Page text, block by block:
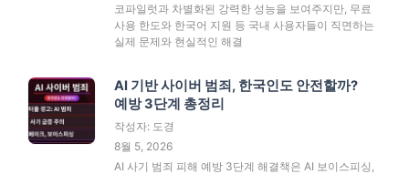
코파일럿과 차별화된 강력한 성능을 보여주지만, 무료
사용 한도와 한국어 지원 등 국내 사용자들이 직면하는
실제 문제와 현실적인 해결
AI 기반 사이버 범죄, 한국인도 안전할까?
예방 3단계 총정리
작성자: 도경
8월 5, 2026
AI 사기 범죄 피해 예방 3단계 해결책은 AI 보이스피싱,